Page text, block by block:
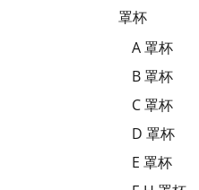
罩杯
A 罩杯
B 罩杯
C 罩杯
D 罩杯
E 罩杯